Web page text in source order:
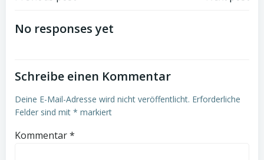
navigation
No responses yet
Schreibe einen Kommentar
Deine E-Mail-Adresse wird nicht veröffentlicht. Erforderliche
Felder sind mit * markiert
Kommentar*